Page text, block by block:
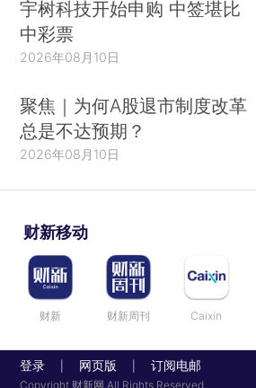
宇树科技开始申购 中签堪比
中彩票
2026年08月10日
聚焦｜为何A股退市制度改革
总是不达预期？
2026年08月10日
财新移动
财新 财新周刊 Caixin
登录 网页版 订阅电邮
Copyright 财新网 All Rights Reserved